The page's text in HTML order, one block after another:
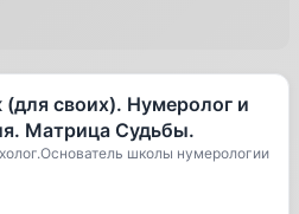
своих). Нумеролог и
Матрица Судьбы.
школы нумерологии